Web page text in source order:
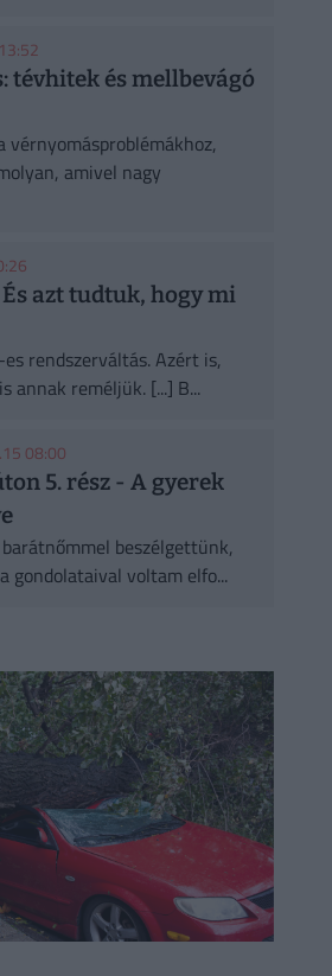
tévhitek és mellbevágó
vérnyomásproblémákhoz,
amivel nagy
azt tudtuk, hogy mi
rendszerváltás. Azért is,
annak reméljük. [...] B...
08:00
5. rész - A gyerek
beszélgettünk,
gondolataival voltam elfo...